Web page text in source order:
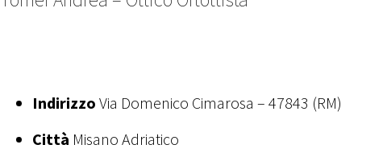
Indirizzo Via Domenico Cimarosa – 47843 (RM)
Città Misano Adriatico